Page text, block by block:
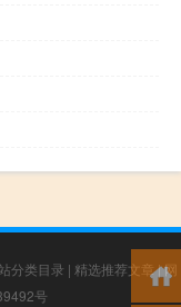
分类目录 | 精选推荐文章|网
号